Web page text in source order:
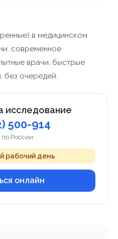
в медицинском
современное
врачи, быстрые
без очередей.
исследование
500-914
по России
рабочий день
онлайн